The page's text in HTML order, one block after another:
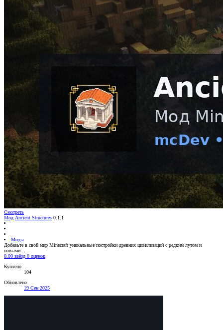
Смотреть
Мод Ancient Structures 0.1.1
Моды
Добавьте в свой мир Minecraft уникальные постройки древних цивилизаций с редким лутом и
новыми…
0.00 звёзд 0 оценок
Куплено
104
Обновлено
19 Сен 2025